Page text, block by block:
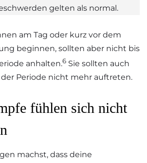
gelten als normal.
am Tag oder kurz vor dem
beginnen, sollten aber nicht bis
anhalten.6 Sie sollten auch
Periode nicht mehr auftreten.
fühlen sich nicht
machst, dass deine